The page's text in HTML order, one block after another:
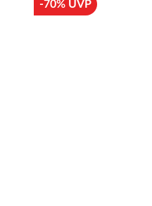
-70% UVP